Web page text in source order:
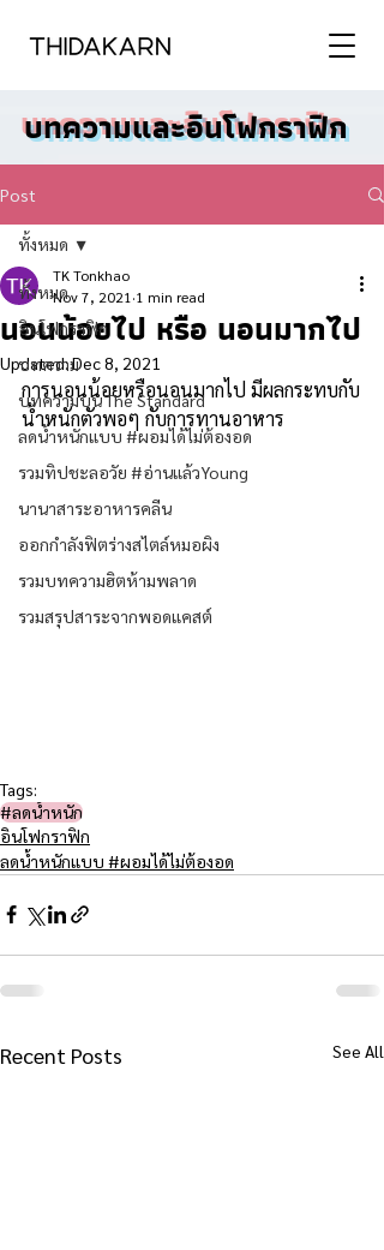
บทความและอินโฟกราฟิก
Post
ทั้งหมด
อินโฟกราฟิก
บทความ
บทความบน The Standard
ลดน้ำหนักแบบ #ผอมได้ไม่ต้องอด
รวมทิปชะลอวัย #อ่านแล้วYoung
นานาสาระอาหารคลีน
ออกกำลังฟิตร่างสไตล์หมอผิง
รวมบทความฮิตห้ามพลาด
รวมสรุปสาระจากพอดแคสต์
ทั้งหมด
นอนน้อยไป หรือ นอนมากไป
TK Tonkhao
Nov 7, 2021 1 min read
Updated:Dec 8, 2021
การนอนน้อยหรือนอนมากไป มีผลกระทบกับ
น้ำหนักตัวพอๆ กับการทานอาหาร
Tags:
#ลดน้ำหนัก
อินโฟกราฟิก
ลดน้ำหนักแบบ #ผอมได้ไม่ต้องอด
Recent Posts See All